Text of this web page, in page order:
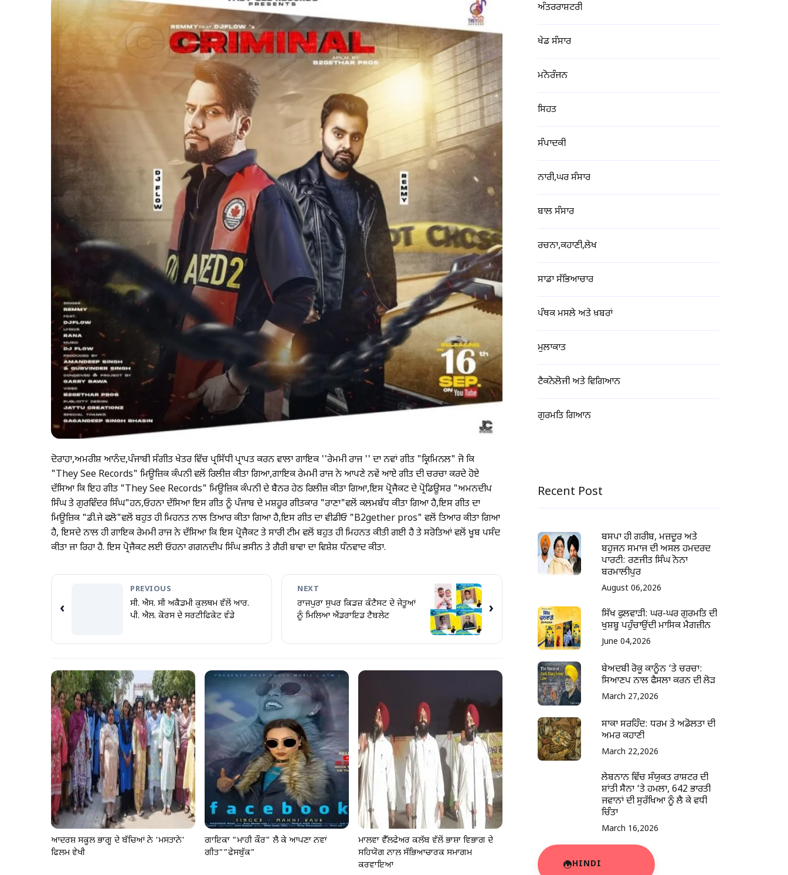
ਦੋਰਾਹਾ,ਅਮਰੀਸ਼ ਆਨੰਦ,ਪੰਜਾਬੀ ਸੰਗੀਤ ਖੇਤਰ ਵਿੱਚ ਪ੍ਰਸਿੱਧੀ ਪ੍ਰਾਪਤ ਕਰਨ ਵਾਲਾ ਗਾਇਕ ''ਰੇਮਮੀ ਰਾਜ '' ਦਾ ਨਵਾਂ ਗੀਤ "ਕ੍ਰਿਮਿਨਲ" ਜੋ ਕਿ
"They See Records" ਮਿਊਜ਼ਿਕ ਕੰਪਨੀ ਵਲੋਂ ਰਿਲੀਜ਼ ਕੀਤਾ ਗਿਆ,ਗਾਇਕ ਰੇਮਮੀ ਰਾਜ ਨੇ ਆਪਣੇ ਨਵੇਂ ਆਏ ਗੀਤ ਦੀ ਚਰਚਾ ਕਰਦੇ ਹੋਏ
ਦੱਸਿਆ ਕਿ ਇਹ ਗੀਤ "They See Records" ਮਿਊਜ਼ਿਕ ਕੰਪਨੀ ਦੇ ਬੈਨਰ ਹੇਠ ਰਿਲੀਜ਼ ਕੀਤਾ ਗਿਆ,ਇਸ ਪ੍ਰੋਜੈਕਟ ਦੇ ਪ੍ਰੋਡਿਊਸਰ "ਅਮਨਦੀਪ
ਸਿੰਘ ਤੇ ਗੁਰਵਿੰਦਰ ਸਿੰਘ"ਹਨ,ਓਹਨਾ ਦੱਸਿਆ ਇਸ ਗੀਤ ਨੂੰ ਪੰਜਾਬ ਦੇ ਮਸ਼ਹੂਰ ਗੀਤਕਾਰ "ਰਾਣਾ"ਵਲੋਂ ਕਲਮਬੱਧ ਕੀਤਾ ਗਿਆ ਹੈ,ਇਸ ਗੀਤ ਦਾ
ਮਿਊਜ਼ਿਕ "ਡੀ.ਜੇ ਫਲੋ"ਵਲੋਂ ਬਹੁਤ ਹੀ ਮਿਹਨਤ ਨਾਲ ਤਿਆਰ ਕੀਤਾ ਗਿਆ ਹੈ,ਇਸ ਗੀਤ ਦਾ ਵੀਡੀਓ "B2gether pros" ਵਲੋਂ ਤਿਆਰ ਕੀਤਾ ਗਿਆ
ਹੈ, ਇਸਦੇ ਨਾਲ ਹੀ ਗਾਇਕ ਰੇਮਮੀ ਰਾਜ ਨੇ ਦੱਸਿਆ ਕਿ ਇਸ ਪ੍ਰੋਜੈਕਟ ਤੇ ਸਾਰੀ ਟੀਮ ਵਲੋਂ ਬਹੁਤ ਹੀ ਮਿਹਨਤ ਕੀਤੀ ਗਈ ਹੈ ਤੇ ਸਰੋਤਿਆਂ ਵਲੋਂ ਖੂਬ ਪਸੰਦ
ਕੀਤਾ ਜਾ ਰਿਹਾ ਹੈ. ਇਸ ਪ੍ਰੋਜੈਕਟ ਲਈ ਓਹਨਾ ਗਗਨਦੀਪ ਸਿੰਘ ਭਸੀਨ ਤੇ ਗੈਰੀ ਬਾਵਾ ਦਾ ਵਿਸ਼ੇਸ਼ ਧੰਨਵਾਦ ਕੀਤਾ.
‹
PREVIOUS
ਸੀ. ਐਸ. ਸੀ ਅਕੈਡਮੀ ਕੁਲਥਮ ਵੱਲੋਂ ਆਰ.
ਪੀ. ਐਲ. ਕੋਰਸ ਦੇ ਸਰਟੀਫਿਕੇਟ ਵੰਡੇ
NEXT
ਰਾਜਪੁਰਾ ਸੁਪਰ ਕਿਡਜ਼ ਕੰਟੈਸਟ ਦੇ ਜੇਤੂਆਂ
ਨੂੰ ਮਿਲਿਆ ਐਂਡਰਾਇਡ ਟੈਬਲੇਟ
›
ਆਦਰਸ਼ ਸਕੂਲ ਭਾਗੂ ਦੇ ਬੱਚਿਆਂ ਨੇ 'ਮਸਤਾਨੇ'
ਫਿਲਮ ਵੇਖੀ
ਗਾਇਕਾ "ਮਾਹੀ ਕੌਰ" ਲੈ ਕੇ ਆਪਣਾ ਨਵਾਂ
ਗੀਤ""ਫੇਸਬੁੱਕ"
ਮਾਲਵਾ ਵੈੱਲਫੇਅਰ ਕਲੱਬ ਵੱਲੋਂ ਭਾਸ਼ਾ ਵਿਭਾਗ ਦੇ
ਸਹਿਯੋਗ ਨਾਲ਼ ਸੱਭਿਆਚਾਰਕ ਸਮਾਗਮ
ਕਰਵਾਇਆ
ਅੰਤਰਰਾਸ਼ਟਰੀ
ਖੇਡ ਸੰਸਾਰ
ਮਨੋਰੰਜਨ
ਸਿਹਤ
ਸੰਪਾਦਕੀ
ਨਾਰੀ,ਘਰ ਸੰਸਾਰ
ਬਾਲ ਸੰਸਾਰ
ਰਚਨਾ,ਕਹਾਣੀ,ਲੇਖ
ਸਾਡਾ ਸੱਭਿਆਚਾਰ
ਪੰਥਕ ਮਸਲੇ ਅਤੇ ਖ਼ਬਰਾਂ
ਮੁਲਾਕਾਤ
ਟੈਕਨੋਲੋਜੀ ਅਤੇ ਵਿਗਿਆਨ
ਗੁਰਮਤਿ ਗਿਆਨ
Recent Post
ਬਸਪਾ ਹੀ ਗਰੀਬ, ਮਜ਼ਦੂਰ ਅਤੇ
ਬਹੁਜਨ ਸਮਾਜ ਦੀ ਅਸਲ ਹਮਦਰਦ
ਪਾਰਟੀ: ਰਣਜੀਤ ਸਿੰਘ ਨੋਨਾ
ਬਰਮਾਲੀਪੁਰ
August 06,2026
ਸਿੱਖ ਫੁਲਵਾੜੀ: ਘਰ-ਘਰ ਗੁਰਮਤਿ ਦੀ
ਖੁਸ਼ਬੂ ਪਹੁੰਚਾਉਂਦੀ ਮਾਸਿਕ ਮੈਗਜ਼ੀਨ
June 04,2026
ਬੇਅਦਬੀ ਰੋਕੂ ਕਾਨੂੰਨ ‘ਤੇ ਚਰਚਾ:
ਸਿਆਣਪ ਨਾਲ ਫੈਸਲਾ ਕਰਨ ਦੀ ਲੋੜ
March 27,2026
ਸਾਕਾ ਸਰਹਿੰਦ: ਧਰਮ ਤੇ ਅਡੋਲਤਾ ਦੀ
ਅਮਰ ਕਹਾਣੀ
March 22,2026
ਲੇਬਨਾਨ ਵਿੱਚ ਸੰਯੁਕਤ ਰਾਸ਼ਟਰ ਦੀ
ਸ਼ਾਂਤੀ ਸੈਨਾ ‘ਤੇ ਹਮਲਾ, 642 ਭਾਰਤੀ
ਜਵਾਨਾਂ ਦੀ ਸੁਰੱਖਿਆ ਨੂੰ ਲੈ ਕੇ ਵਧੀ
ਚਿੰਤਾ
March 16,2026
HINDI